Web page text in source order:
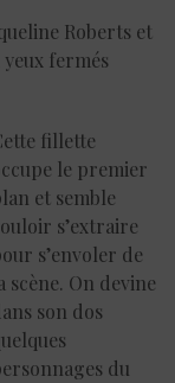
Roberts et
fermés
fillette
le premier
et semble
s’extraire
s’envoler de
scène. On devine
son dos
du